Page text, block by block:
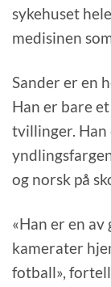
sykehuset
medisinen
Sander er en
Han er bare
tvillinger. Han
og norsk på
«Han er en av
kamerater
fotball»,